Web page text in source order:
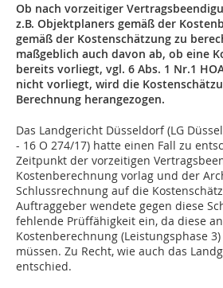
Ob nach vorzeitiger
z.B. Objektplaners gemäß der
gemäß der Kostenschätzung zu
maßgeblich auch davon ab, ob eine
bereits vorliegt, vgl. 6 Abs. 1 Nr.1
nicht vorliegt, wird die
Berechnung herangezogen.
Das Landgericht Düsseldorf (LG
- 16 O 274/17) hatte einen Fall zu
Zeitpunkt der vorzeitigen
Kostenberechnung vorlag und der
Schlussrechnung auf die
Auftraggeber wendete gegen diese
fehlende Prüffähigkeit ein, da diese
Kostenberechnung (Leistungsphase
müssen. Zu Recht, wie auch das
entschied.